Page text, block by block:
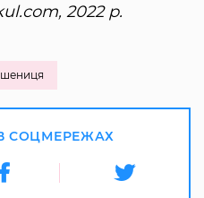
2022 р.
СОЦМЕРЕЖАХ